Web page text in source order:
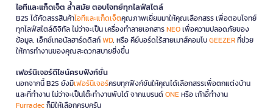
ไอทีและแก็ดเจ็ต ล้ำสมัย ตอบโจทย์ทุกไลฟ์สไตล์
B2S ได้คัดสรรสินค้าไอทีและแก็ดเจ็ตคุณภาพเยี่ยมมาให้คุณเลือกสรร เพื่อตอบโจทย์
ทุกไลฟ์สไตล์ดิจิทัล ไม่ว่าจะเป็น เครื่องทำลายเอกสารNEOเพื่อความปลอดภัยของ
ข้อมูล, เอ็กซ์เทอนัลฮาร์ดดิสก์WD, หรือ คีย์บอร์ดไร้สายเมาส์คอมโบGEEZERที่ช่วย
ให้การทำงานของคุณสะดวกสบายยิ่งขึ้น
เฟอร์นิเจอร์ดีไซน์ครบฟังก์ชั่น
นอกจากนี้ B2S ยังมีเฟอร์นิเจอร์ครบทุกฟังก์ชันให้คุณได้เลือกสรรเพื่อตกแต่งบ้าน
และที่ทำงาน ไม่ว่าจะเป็นโต๊ะทำงานพับได้ จากแบรนด์ONEหรือ เก้าอี้ทำงาน
Furradecก็มีให้เลือกครบครัน